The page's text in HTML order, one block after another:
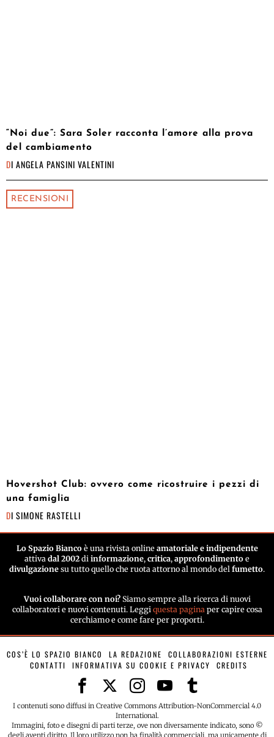
“Noi due”: Sara Soler racconta l’amore alla prova
del cambiamento
DI ANGELA PANSINI VALENTINI
RECENSIONI
Hovershot Club: ovvero come ricostruire i pezzi di
una famiglia
DI SIMONE RASTELLI
Lo Spazio Biancoè una rivista online amatoriale e indipendente
attiva dal 2002 di informazione, critica, approfondimento e
divulgazione su tutto quello che ruota attorno al mondo del fumetto.
Vuoi collaborare con noi? Siamo sempre alla ricerca di nuovi
collaboratori e nuovi contenuti. Leggi questa pagina per capire cosa
cerchiamo e come fare per proporti.
COS’È LO SPAZIO BIANCO LA REDAZIONE
COLLABORAZIONI ESTERNE
CONTATTI
INFORMATIVA SU COOKIE E PRIVACY CREDITS
I contenuti sono diffusi in Creative Commons Attribution-NonCommercial 4.0
International.
Immagini, foto e disegni di parti terze, ove non diversamente indicato, sono ©
degli aventi diritto. Il loro utilizzo non ha finalità commerciali, ma unicamente di